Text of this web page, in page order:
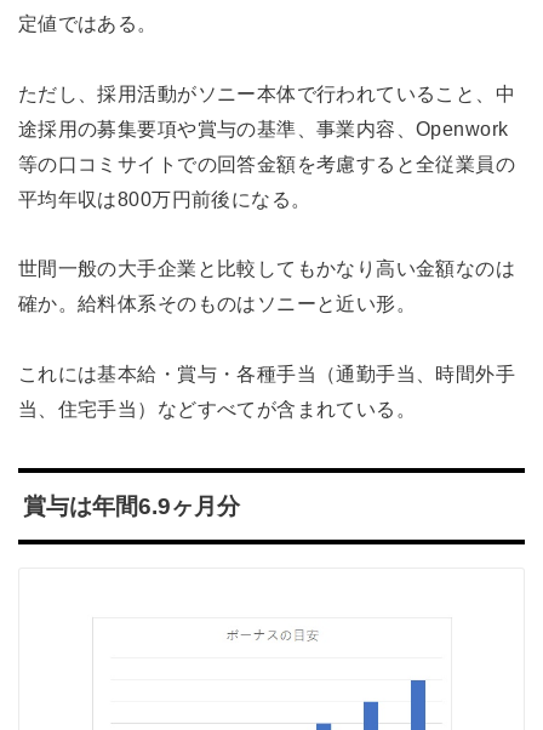
定値ではある。
ただし、採用活動がソニー本体で行われていること、中
途採用の募集要項や賞与の基準、事業内容、Openwork
等の口コミサイトでの回答金額を考慮すると全従業員の
平均年収は800万円前後になる。
世間一般の大手企業と比較してもかなり高い金額なのは
確か。給料体系そのものはソニーと近い形。
これには基本給・賞与・各種手当（通勤手当、時間外手
当、住宅手当）などすべてが含まれている。
賞与は年間6.9ヶ月分